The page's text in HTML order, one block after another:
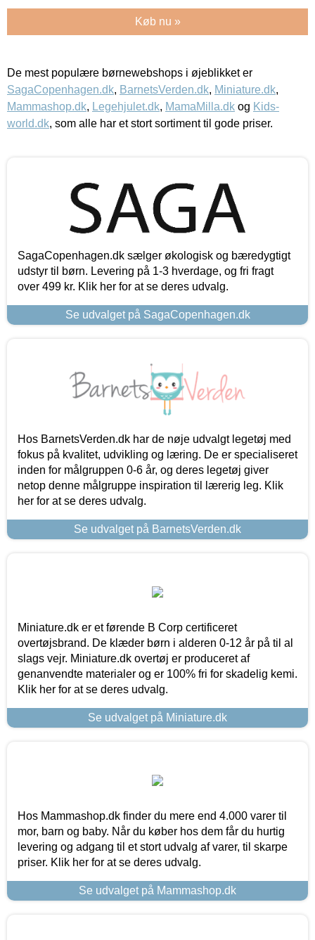
Køb nu »
De mest populære børnewebshops i øjeblikket er
SagaCopenhagen.dk, BarnetsVerden.dk, Miniature.dk,
Mammashop.dk, Legehjulet.dk, MamaMilla.dk og Kids-
world.dk, som alle har et stort sortiment til gode priser.
SagaCopenhagen.dk sælger økologisk og bæredygtigt
udstyr til børn. Levering på 1-3 hverdage, og fri fragt
over 499 kr. Klik her for at se deres udvalg.
Se udvalget på SagaCopenhagen.dk
Hos BarnetsVerden.dk har de nøje udvalgt legetøj med
fokus på kvalitet, udvikling og læring. De er specialiseret
inden for målgruppen 0-6 år, og deres legetøj giver
netop denne målgruppe inspiration til lærerig leg. Klik
her for at se deres udvalg.
Se udvalget på BarnetsVerden.dk
Miniature.dk er et førende B Corp certificeret
overtøjsbrand. De klæder børn i alderen 0-12 år på til al
slags vejr. Miniature.dk overtøj er produceret af
genanvendte materialer og er 100% fri for skadelig kemi.
Klik her for at se deres udvalg.
Se udvalget på Miniature.dk
Hos Mammashop.dk finder du mere end 4.000 varer til
mor, barn og baby. Når du køber hos dem får du hurtig
levering og adgang til et stort udvalg af varer, til skarpe
priser. Klik her for at se deres udvalg.
Se udvalget på Mammashop.dk